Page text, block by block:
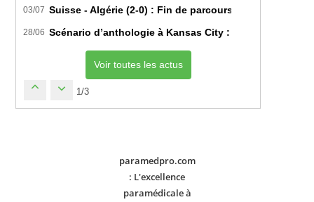
03/07 Suisse - Algérie (2-0) : Fin de parcours pour les
28/06 Scénario d’anthologie à Kansas City : L’Algérie
Voir toutes les actus
1/3
paramedpro.com
: L'excellence
paramédicale à